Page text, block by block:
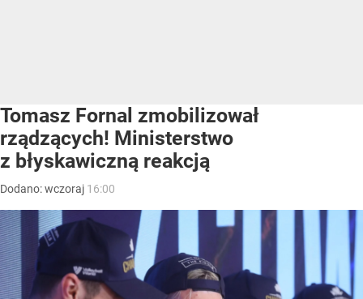
Tomasz Fornal zmobilizował
rządzących! Ministerstwo
z błyskawiczną reakcją
Dodano:wczoraj 16:00